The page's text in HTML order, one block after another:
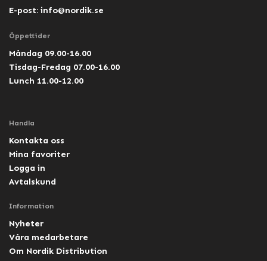
E-post: info@nordik.se
Öppettider
Måndag 09.00-16.00
Tisdag-Fredag 07.00-16.00
Lunch 11.00-12.00
Handla
Kontakta oss
Mina favoriter
Logga in
Avtalskund
Information
Nyheter
Våra medarbetare
Om Nordik Distribution